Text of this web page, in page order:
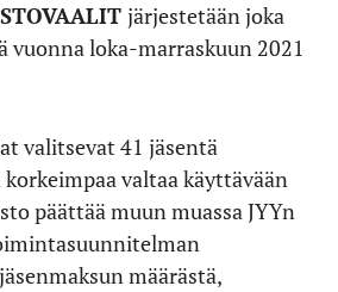
järjestetään joka
vuonna loka-marraskuun 2021
valitsevat 41 jäsentä
valtaa käyttävään
päättää muun muassa JYYn
määrästä,